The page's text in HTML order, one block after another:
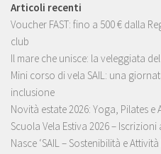
Articoli recenti
Voucher FAST: fino a 500 € dalla
club
Il mare che unisce: la veleggiata
Mini corso di vela SAIL: una
inclusione
Novità estate 2026: Yoga, Pilates e
Scuola Vela Estiva 2026 – Iscrizioni
Nasce ‘SAIL – Sostenibilità e